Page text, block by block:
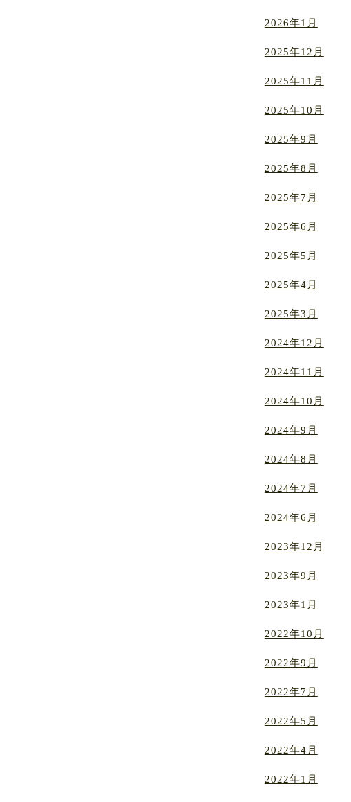
2026年1月
2025年12月
2025年11月
2025年10月
2025年9月
2025年8月
2025年7月
2025年6月
2025年5月
2025年4月
2025年3月
2024年12月
2024年11月
2024年10月
2024年9月
2024年8月
2024年7月
2024年6月
2023年12月
2023年9月
2023年1月
2022年10月
2022年9月
2022年7月
2022年5月
2022年4月
2022年1月